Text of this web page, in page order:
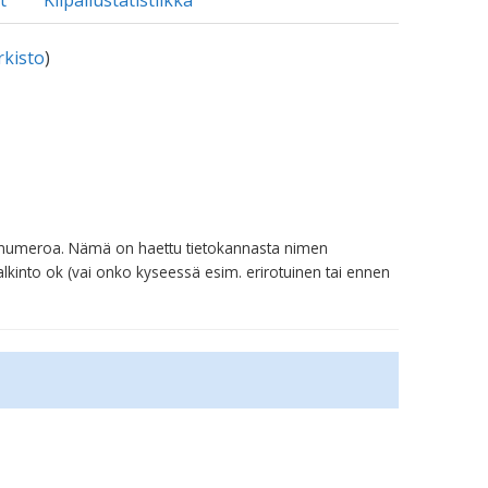
)
Nämä on haettu tietokannasta nimen
ok (vai onko kyseessä esim. erirotuinen tai ennen